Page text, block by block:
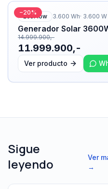
−20%
EcoFlow 3.600 Wh· 3.600 W
Generador Solar
14.999.900,-
11.999.900,-
Ver producto
Sigue
leyendo
Ver
→